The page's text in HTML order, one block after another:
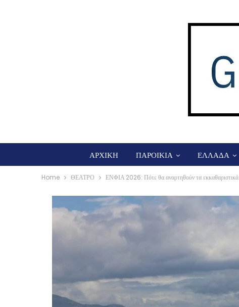
ΑΡΧΙΚΗ ΠΑΡΟΙΚΙΑ ΕΛΛΑΔΑ
Home ΘΕΑΤΡΟ ΕΝΦΙΑ 2026: Πότε θα αναρτηθούν τα εκκαθαριστικά